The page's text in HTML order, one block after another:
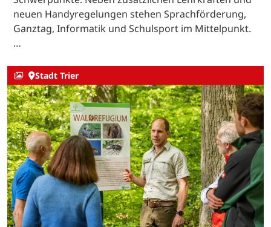
neuen Handyregelungen stehen Sprachförderung,
Ganztag, Informatik und Schulsport im Mittelpunkt.
…
Stadt Trier